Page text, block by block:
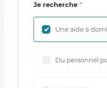
Je recherche
Une aide à
Du personnel